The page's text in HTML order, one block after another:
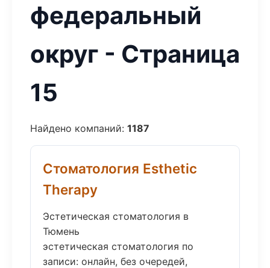
федеральный
округ - Страница
15
Найдено компаний: 1187
Стоматология Esthetic
Therapy
Эстетическая стоматология в
Тюмень
эстетическая стоматология по
записи: онлайн, без очередей,